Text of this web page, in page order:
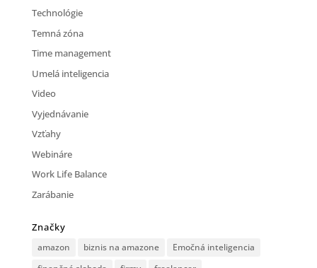
Technológie
Temná zóna
Time management
Umelá inteligencia
Video
Vyjednávanie
Vzťahy
Webináre
Work Life Balance
Zarábanie
Značky
amazon biznis na amazone
Emočná inteligencia